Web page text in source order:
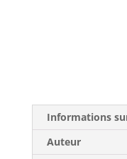
Informations
Auteur